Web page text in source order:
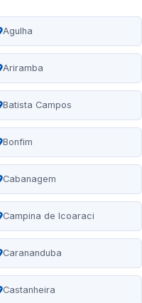
Agulha
Ariramba
Batista Campos
Bonfim
Cabanagem
Campina de Icoaraci
Carananduba
Castanheira